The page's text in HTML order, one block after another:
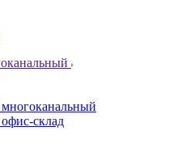
многоканальный
офис-склад